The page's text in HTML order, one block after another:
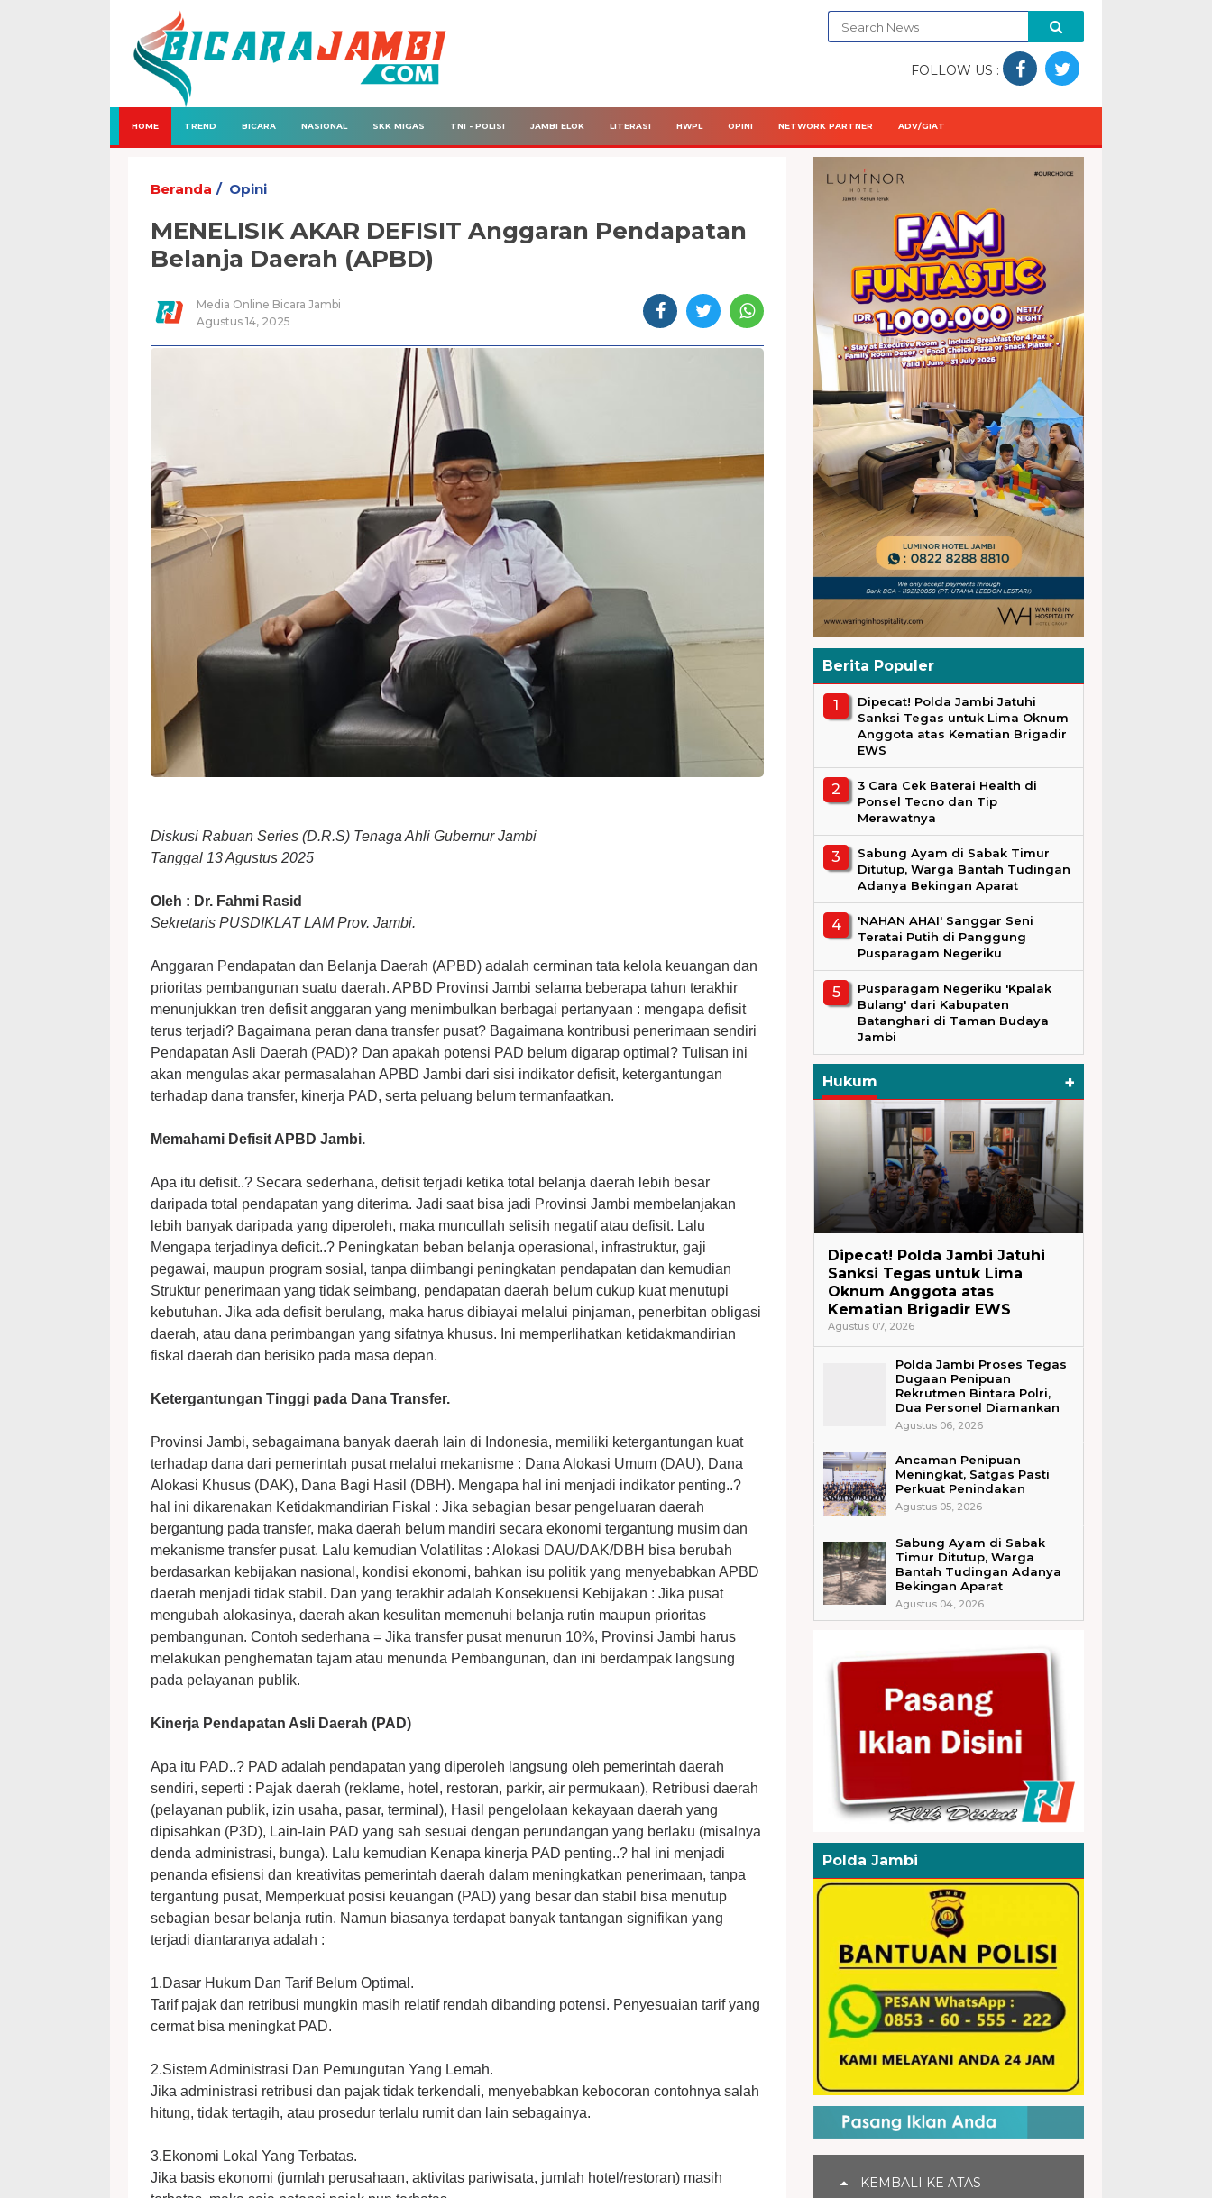
FOLLOW US :
HOME TREND BICARA NASIONAL SKK MIGAS TNI - POLISI JAMBI ELOK LITERASI HWPL OPINI NETWORK PARTNER ADV/GIAT
Beranda Opini
MENELISIK AKAR DEFISIT Anggaran Pendapatan
Belanja Daerah (APBD)
Media Online Bicara Jambi
Agustus 14, 2025
Diskusi Rabuan Series (D.R.S) Tenaga Ahli Gubernur Jambi
Tanggal 13 Agustus 2025
Oleh : Dr. Fahmi Rasid
Sekretaris PUSDIKLAT LAM Prov. Jambi.
Anggaran Pendapatan dan Belanja Daerah (APBD) adalah cerminan tata kelola keuangan dan
prioritas pembangunan suatu daerah. APBD Provinsi Jambi selama beberapa tahun terakhir
menunjukkan tren defisit anggaran yang menimbulkan berbagai pertanyaan : mengapa defisit
terus terjadi? Bagaimana peran dana transfer pusat? Bagaimana kontribusi penerimaan sendiri
Pendapatan Asli Daerah (PAD)? Dan apakah potensi PAD belum digarap optimal? Tulisan ini
akan mengulas akar permasalahan APBD Jambi dari sisi indikator defisit, ketergantungan
terhadap dana transfer, kinerja PAD, serta peluang belum termanfaatkan.
Memahami Defisit APBD Jambi.
Apa itu defisit..? Secara sederhana, defisit terjadi ketika total belanja daerah lebih besar
daripada total pendapatan yang diterima. Jadi saat bisa jadi Provinsi Jambi membelanjakan
lebih banyak daripada yang diperoleh, maka muncullah selisih negatif atau defisit. Lalu
Mengapa terjadinya deficit..? Peningkatan beban belanja operasional, infrastruktur, gaji
pegawai, maupun program sosial, tanpa diimbangi peningkatan pendapatan dan kemudian
Struktur penerimaan yang tidak seimbang, pendapatan daerah belum cukup kuat menutupi
kebutuhan. Jika ada defisit berulang, maka harus dibiayai melalui pinjaman, penerbitan obligasi
daerah, atau dana perimbangan yang sifatnya khusus. Ini memperlihatkan ketidakmandirian
fiskal daerah dan berisiko pada masa depan.
Ketergantungan Tinggi pada Dana Transfer.
Provinsi Jambi, sebagaimana banyak daerah lain di Indonesia, memiliki ketergantungan kuat
terhadap dana dari pemerintah pusat melalui mekanisme : Dana Alokasi Umum (DAU), Dana
Alokasi Khusus (DAK), Dana Bagi Hasil (DBH). Mengapa hal ini menjadi indikator penting..?
hal ini dikarenakan Ketidakmandirian Fiskal : Jika sebagian besar pengeluaran daerah
bergantung pada transfer, maka daerah belum mandiri secara ekonomi tergantung musim dan
mekanisme transfer pusat. Lalu kemudian Volatilitas : Alokasi DAU/DAK/DBH bisa berubah
berdasarkan kebijakan nasional, kondisi ekonomi, bahkan isu politik yang menyebabkan APBD
daerah menjadi tidak stabil. Dan yang terakhir adalah ⁠Konsekuensi Kebijakan : Jika pusat
mengubah alokasinya, daerah akan kesulitan memenuhi belanja rutin maupun prioritas
pembangunan. Contoh sederhana = Jika transfer pusat menurun 10%, Provinsi Jambi harus
melakukan penghematan tajam atau menunda Pembangunan, dan ini berdampak langsung
pada pelayanan publik.
⁠Kinerja Pendapatan Asli Daerah (PAD)
Apa itu PAD..? PAD adalah pendapatan yang diperoleh langsung oleh pemerintah daerah
sendiri, seperti : Pajak daerah (reklame, hotel, restoran, parkir, air permukaan), Retribusi daerah
(pelayanan publik, izin usaha, pasar, terminal), Hasil pengelolaan kekayaan daerah yang
dipisahkan (P3D), Lain-lain PAD yang sah sesuai dengan perundangan yang berlaku (misalnya
denda administrasi, bunga). Lalu kemudian Kenapa kinerja PAD penting..? hal ini menjadi
penanda efisiensi dan kreativitas pemerintah daerah dalam meningkatkan penerimaan, tanpa
tergantung pusat, Memperkuat posisi keuangan (PAD) yang besar dan stabil bisa menutup
sebagian besar belanja rutin. Namun biasanya terdapat banyak tantangan signifikan yang
terjadi diantaranya adalah :
1.Dasar Hukum Dan Tarif Belum Optimal.
Tarif pajak dan retribusi mungkin masih relatif rendah dibanding potensi. Penyesuaian tarif yang
cermat bisa meningkat PAD.
2.Sistem Administrasi Dan Pemungutan Yang Lemah.
Jika administrasi retribusi dan pajak tidak terkendali, menyebabkan kebocoran contohnya salah
hitung, tidak tertagih, atau prosedur terlalu rumit dan lain sebagainya.
3.Ekonomi Lokal Yang Terbatas.
Jika basis ekonomi (jumlah perusahaan, aktivitas pariwisata, jumlah hotel/restoran) masih
Berita Populer
Dipecat! Polda Jambi Jatuhi
Sanksi Tegas untuk Lima Oknum
Anggota atas Kematian Brigadir
EWS
3 Cara Cek Baterai Health di
Ponsel Tecno dan Tip
Merawatnya
Sabung Ayam di Sabak Timur
Ditutup, Warga Bantah Tudingan
Adanya Bekingan Aparat
'NAHAN AHAI' Sanggar Seni
Teratai Putih di Panggung
Pusparagam Negeriku
Pusparagam Negeriku 'Kpalak
Bulang' dari Kabupaten
Batanghari di Taman Budaya
Jambi
Hukum +
Dipecat! Polda Jambi Jatuhi
Sanksi Tegas untuk Lima
Oknum Anggota atas
Kematian Brigadir EWS
Agustus 07, 2026
Polda Jambi Proses Tegas
Dugaan Penipuan
Rekrutmen Bintara Polri,
Dua Personel Diamankan
Agustus 06, 2026
Ancaman Penipuan
Meningkat, Satgas Pasti
Perkuat Penindakan
Agustus 05, 2026
Sabung Ayam di Sabak
Timur Ditutup, Warga
Bantah Tudingan Adanya
Bekingan Aparat
Agustus 04, 2026
Polda Jambi
KEMBALI KE ATAS